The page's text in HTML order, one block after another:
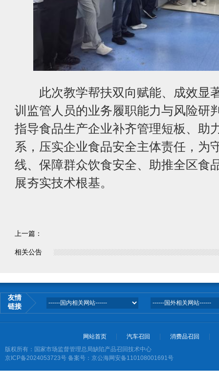
此次教学帮扶双向赋能、成效显
训监管人员的业务履职能力与风险研
指导食品生产企业补齐管理短板、助
系，压实企业食品安全主体责任，为
线、保障群众饮食安全、助推全区食
展夯实技术根基。
上一篇：
相关公告
友情
链接
网站首页 汽车召回
消费品召回
版权所有：国家市场监督管理总局缺陷产品召回技术中心
京ICP备2024053723号 备案号：京公海网安备110108001691号